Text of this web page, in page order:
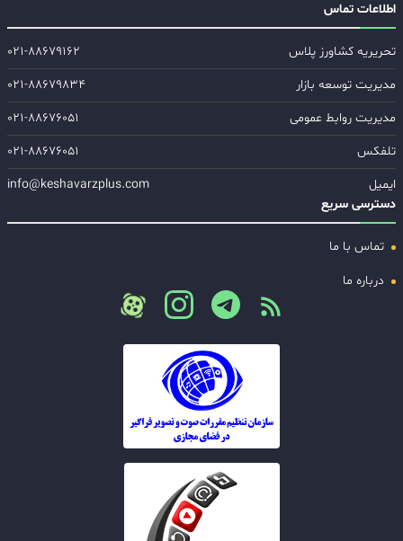
اطلاعات تماس
تحریریه کشاورز پلاس
۰۲۱-۸۸۶۷۹۱۶۲
مدیریت توسعه بازار
۰۲۱-۸۸۶۷۹۸۳۴
مدیریت روابط عمومی
۰۲۱-۸۸۶۷۶۰۵۱
تلفکس
۰۲۱-۸۸۶۷۶۰۵۱
ایمیل
info@keshavarzplus.com
دسترسی سریع
تماس با ما
درباره ما